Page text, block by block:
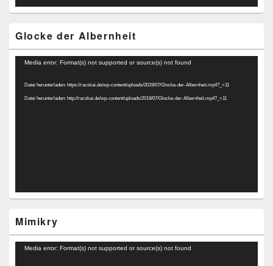
Glocke der Albernheit
Video-
Media error: Format(s) not supported or source(s) not found
Datei herunterladen: https://racskai.de/wp-content/uploads/2019/07/Glocke-der-Albernheit.mp4?_=11
Datei herunterladen: http://racskai.de/wp-content/uploads/2019/07/Glocke-der-Albernheit.mp4?_=11
Mimikry
Video-
Media error: Format(s) not supported or source(s) not found